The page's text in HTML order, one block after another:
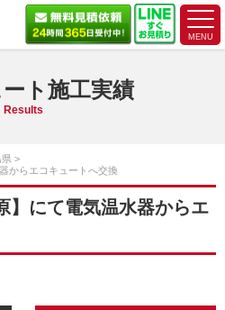
ト施工実績
Results
県
からエコキュートへ交換
】にて電気温水器からエ